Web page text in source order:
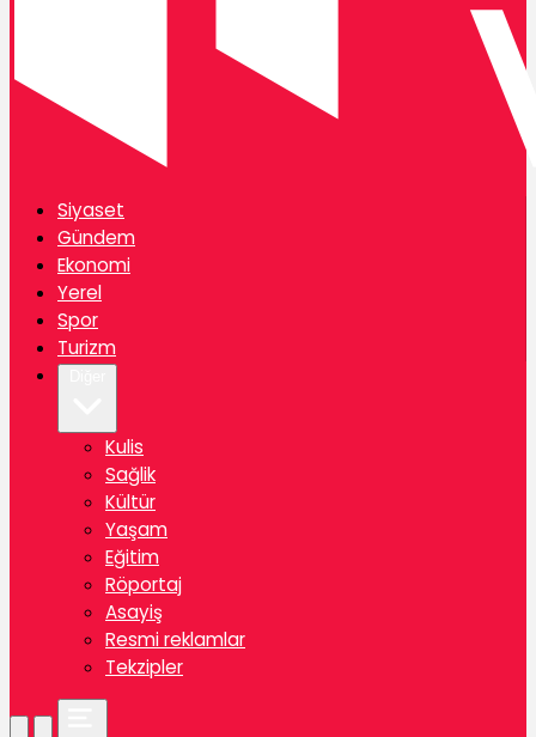
Siyaset
Gündem
Ekonomi
Yerel
Spor
Turizm
Kulis
Sağlik
Kültür
Yaşam
Eğitim
Röportaj
Asayiş
Resmi reklamlar
Tekzipler